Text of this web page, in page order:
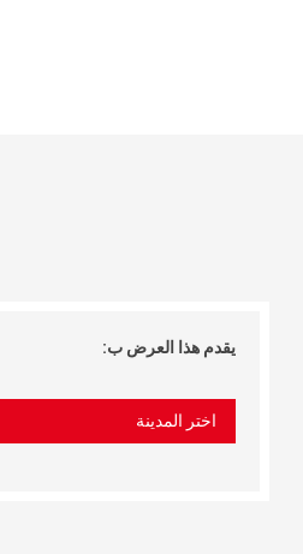
يقدم هذا العرض ب:
اختر المدينة